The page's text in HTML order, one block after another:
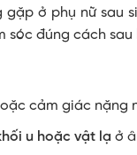
gặp ở phụ nữ sau
sóc đúng cách sau
cảm giác nặng
u hoặc vật lạ ở